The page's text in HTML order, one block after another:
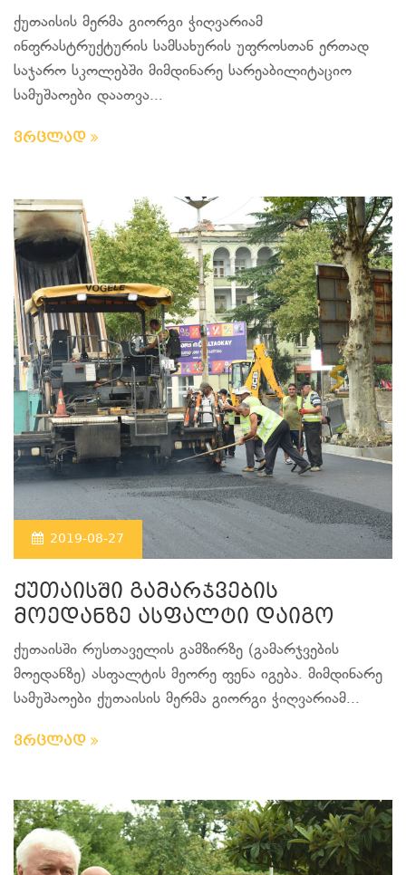
ქუთაისის მერმა გიორგი ჭიღვარიამ
ინფრასტრუქტურის სამსახურის უფროსთან ერთად
საჯარო სკოლებში მიმდინარე სარეაბილიტაციო
სამუშაოები დაათვა...
ვრცლად
2019-08-27
ქუთაისში გამარჯვების
მოედანზე ასფალტი დაიგო
ქუთაისში რუსთაველის გამზირზე (გამარჯვების
მოედანზე) ასფალტის მეორე ფენა იგება. მიმდინარე
სამუშაოები ქუთაისის მერმა გიორგი ჭიღვარიამ...
ვრცლად